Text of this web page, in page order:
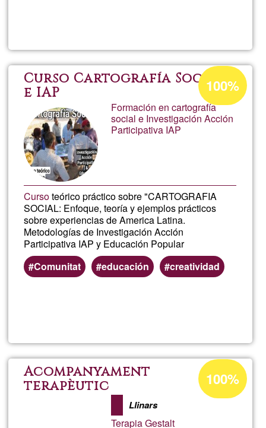
Curso Cartografía Social
e IAP
Formación en cartografía
social e Investigación Acción
Participativa IAP
Cursoteórico práctico sobre "CARTOGRAFIA
SOCIAL: Enfoque, teoría y ejemplos prácticos
sobre experiencias de America Latina.
Metodologías de Investigación Acción
Participativa IAP y Educación Popular
Comunitat
educación creatividad
Percentatge
d'acceptació
de
G1
100%
Acompanyament
terapèutic
Llinars
Terapia Gestalt
Percentatge
d'acceptació
de
100%